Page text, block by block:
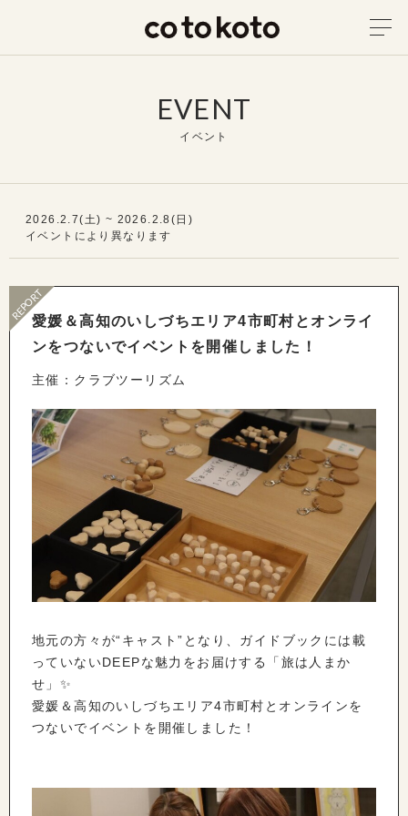
EVENT
イベント
2026.2.7(土) ~ 2026.2.8(日)
イベントにより異なります
REPORT愛媛＆高知のいしづちエリア4市町村とオンライ
ンをつないでイベントを開催しました！
主催：クラブツーリズム
地元の方々が“キャスト”となり、ガイドブックには載
っていないDEEPな魅力をお届けする「旅は人まか
せ」✨
愛媛＆高知のいしづちエリア4市町村とオンラインを
つないでイベントを開催しました！